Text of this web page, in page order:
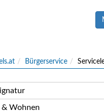
Bürgerservice
& Wohnen